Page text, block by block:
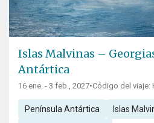
Islas Malvinas –
Antártica
16 ene. - 3 feb., 2027•Código del viaje:
Península Antártica Islas